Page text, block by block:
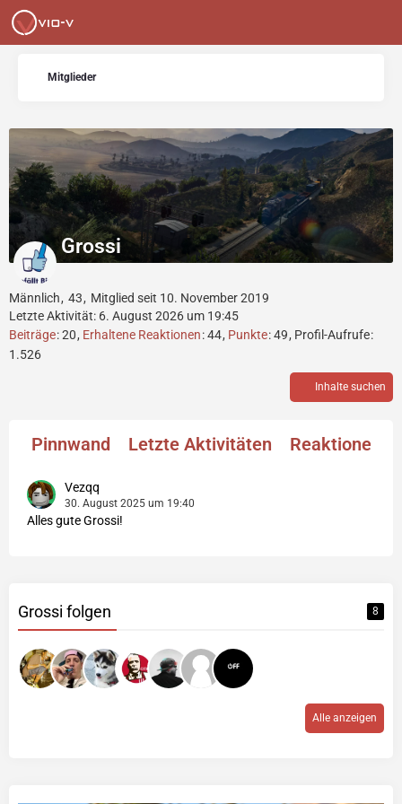
Mitglieder
Grossi
Männlich 43
Mitglied seit 10. November 2019
Letzte Aktivität: 6. August 2026 um 19:45
Beiträge 20 Erhaltene Reaktionen 44 Punkte 49 Profil-Aufrufe
1.526
Inhalte suchen
Pinnwand Letzte Aktivitäten Reaktionen
Vezqq
30. August 2025 um 19:40
Alles gute Grossi!
Grossi folgen 8
Alle anzeigen